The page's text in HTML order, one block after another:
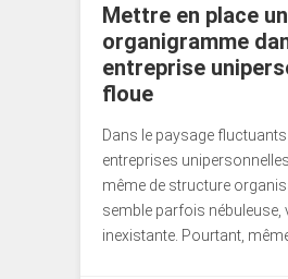
Mettre en place un
organigramme
entreprise
floue
Dans le paysage
entreprises
même de structure
semble parfois nébuleuse,
inexistante. Pourtant,